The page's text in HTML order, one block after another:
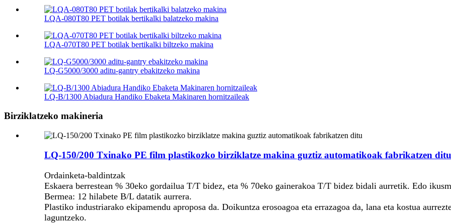
LQA-080T80 PET botilak bertikalki balatzeko makina
LQA-070T80 PET botilak bertikalki biltzeko makina
LQ-G5000/3000 aditu-gantry ebakitzeko makina
LQ-B/1300 Abiadura Handiko Ebaketa Makinaren hornitzaileak
Birziklatzeko makineria
LQ-150/200 Txinako PE film plastikozko birziklatze makina guztiz automatikoak fabrikatzen ditu
Ordainketa-baldintzak
Eskaera berrestean % 30eko gordailua T/T bidez, eta % 70eko gainerakoa T/T bidez bidali aurretik. Edo
Bermea: 12 hilabete B/L datatik aurrera.
Plastiko industriarako ekipamendu aproposa da. Doikuntza erosoagoa eta errazagoa da, lana eta kostua
laguntzeko.